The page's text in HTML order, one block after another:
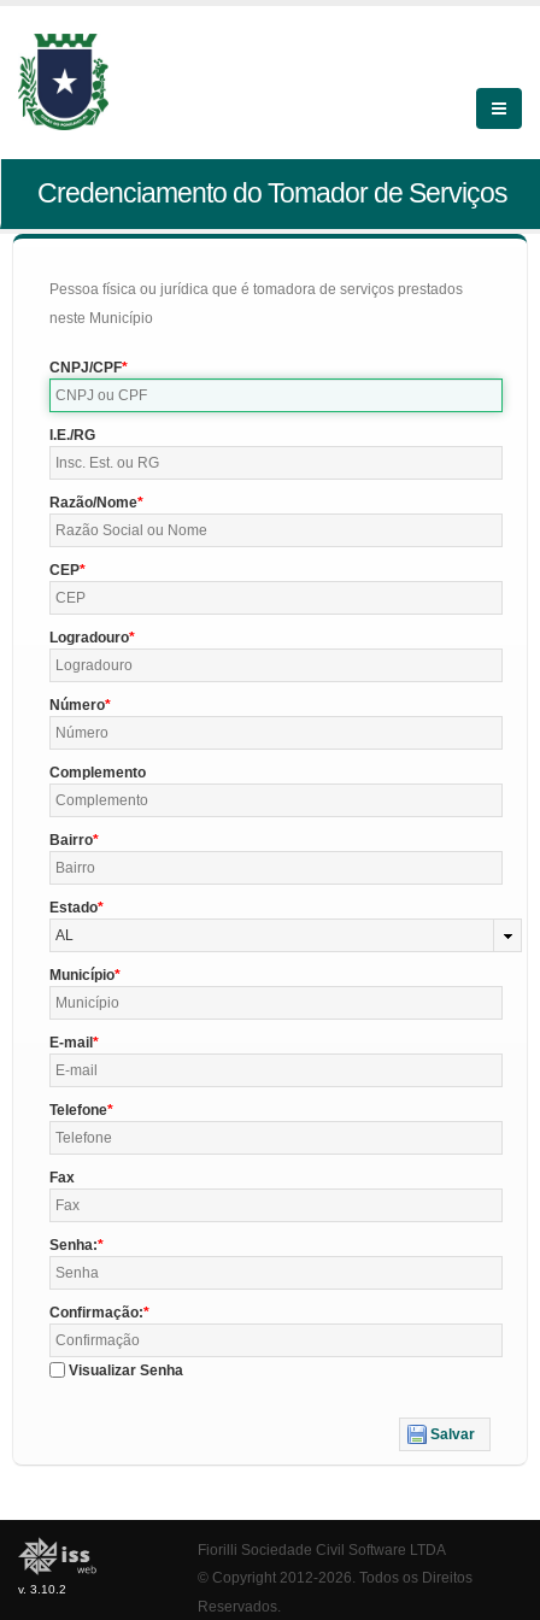
Credenciamento do Tomador de Serviços
Pessoa física ou jurídica que é tomadora de serviços prestados
neste Município
CNPJ/CPF
I.E./RG
Razão/Nome
CEP
Logradouro
Número
Complemento
Bairro
Estado
AL
Município
E-mail
Telefone
Fax
Senha:
Confirmação:
Visualizar Senha
Salvar
v. 3.10.2
Fiorilli Sociedade Civil Software LTDA
© Copyright 2012-2026. Todos os Direitos
Reservados.